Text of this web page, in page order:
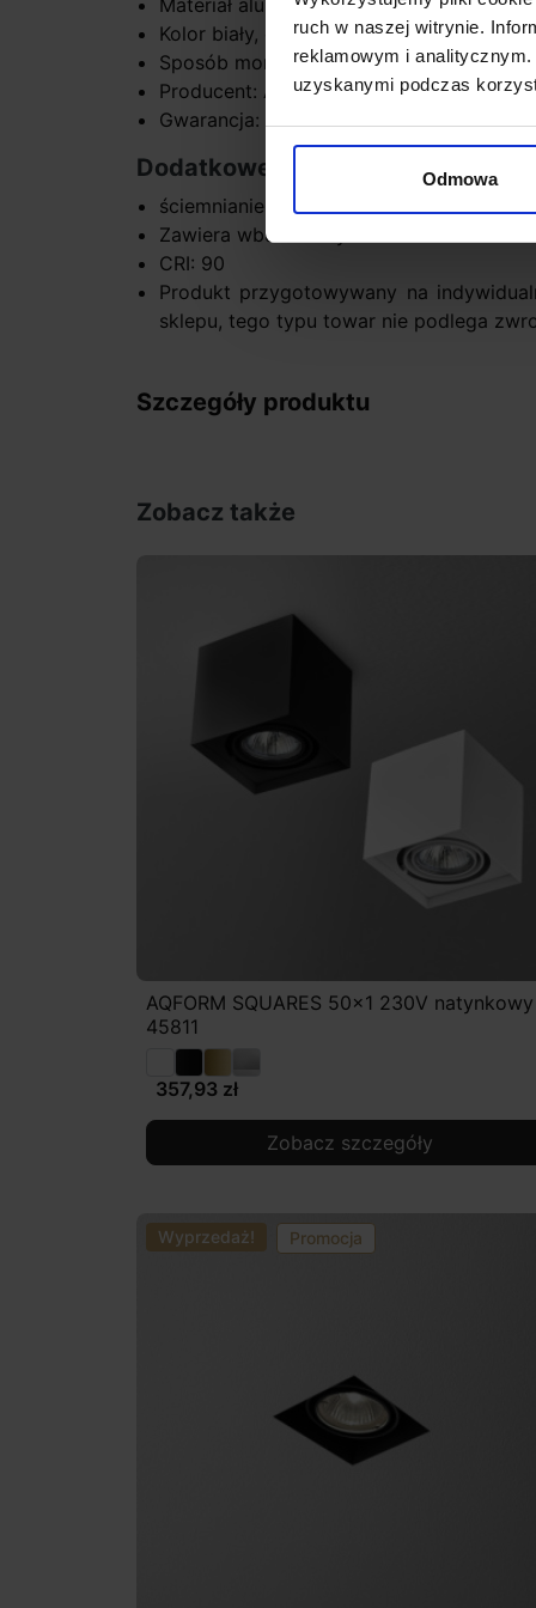
ruch w naszej witrynie.
reklamowym i
uzyskanymi podczas
Odmowa
Materiał aluminium
Kolor biały, czarny
Sposób montażu natynkowo
Producent: Aquaform
Gwarancja: 5 lat
Dodatkowe informacje:
ściemnianie w opcji: Dali
Zawiera wbudowany zasilacz
CRI: 90
Produkt przygotowywany na
sklepu, tego typu towar nie podlega
Szczegóły produktu
Zobacz także
AQFORM SQUARES 50x1 230V natynkowy
45811
357,93 zł
Zobacz szczegóły
Wyprzedaż! Promocja